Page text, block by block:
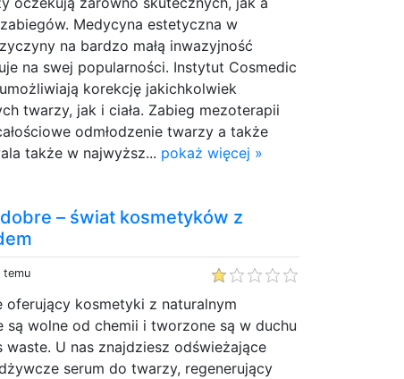
Medycyna estetyczna w
na bardzo małą inwazyjność
na swej popularności. Instytut Cosmedic
korekcję jakichkolwiek
twarzy, jak i ciała. Zabieg mezoterapii
odmłodzenie twarzy a także
także w najwyższ... pokaż więcej »
– świat kosmetyków z
temu
oferujący kosmetyki z naturalnym
są wolne od chemii i tworzone są w duchu
U nas znajdziesz odświeżające
serum do twarzy, regenerujący